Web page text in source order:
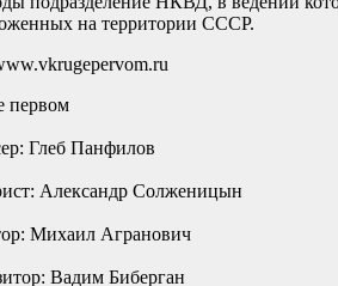
на территории СССР.
первом
Глеб Панфилов
Александр Солженицын
Михаил Агранович
Вадим Биберган